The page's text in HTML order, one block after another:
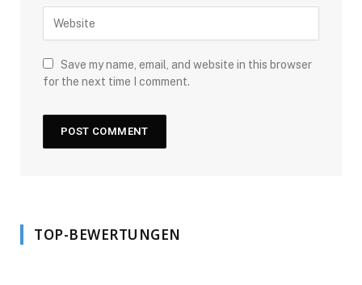
Save my name, email, and website in this browser
for the next time I comment.
TOP-BEWERTUNGEN